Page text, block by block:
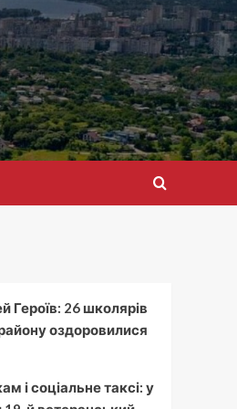
Героїв: 26 школярів
оздоровилися
і соціальне таксі: у